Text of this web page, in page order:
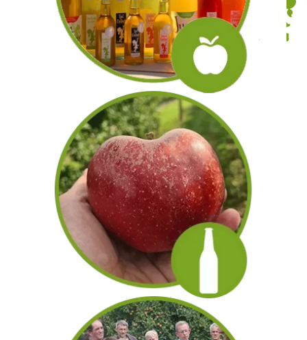
NOTRE GAMME
En savoir plus
PRÉSENTATION
PRÉSENTATION
En savoir plus